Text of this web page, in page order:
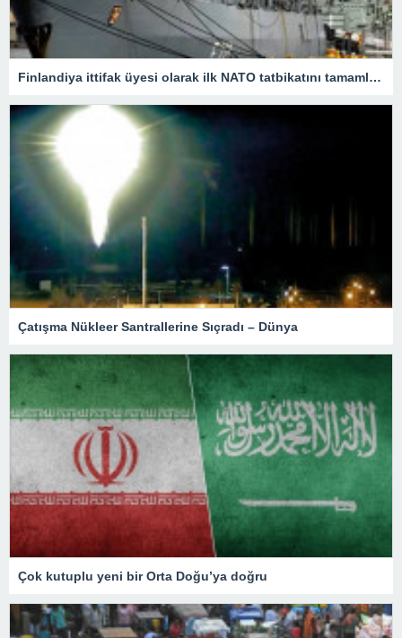
Finlandiya ittifak üyesi olarak ilk NATO tatbikatını tamamladı
Çatışma Nükleer Santrallerine Sıçradı – Dünya
Çok kutuplu yeni bir Orta Doğu’ya doğru